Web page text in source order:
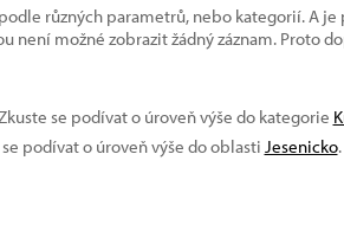
různých parametrů, nebo kategorií. A je
není možné zobrazit žádný záznam. Proto
se podívat o úroveň výše do kategorie
podívat o úroveň výše do oblasti Jesenicko.